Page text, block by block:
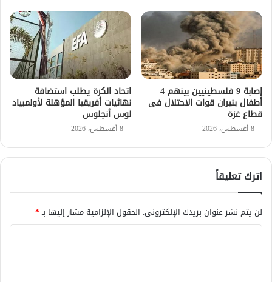
إصابة 9 فلسطينيين بينهم 4
أطفال بنيران قوات الاحتلال فى
قطاع غزة
8 أغسطس، 2026
اتحاد الكرة يطلب استضافة
نهائيات أفريقيا المؤهلة لأولمبياد
لوس أنجلوس
8 أغسطس، 2026
اترك تعليقاً
لن يتم نشر عنوان بريدك الإلكتروني. الحقول الإلزامية مشار إليها بـ*